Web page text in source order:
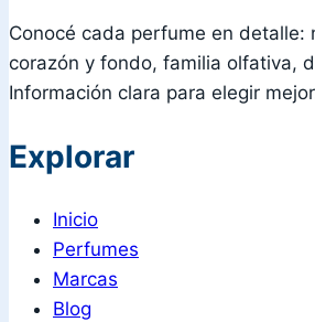
Conocé cada perfume en detalle:
corazón y fondo, familia olfativa,
Información clara para elegir
Explorar
Inicio
Perfumes
Marcas
Blog